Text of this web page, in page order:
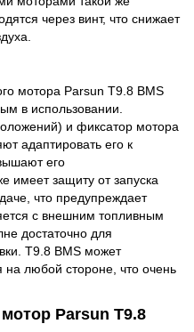
через винт, что снижает
мотора Parsun T9.8 BMS
в использовании.
и фиксатор мотора
адаптировать его к
его
имеет защиту от запуска
что предупреждает
с внешним топливным
достаточно для
T9.8 BMS может
на любой стороне, что очень
Parsun T9.8